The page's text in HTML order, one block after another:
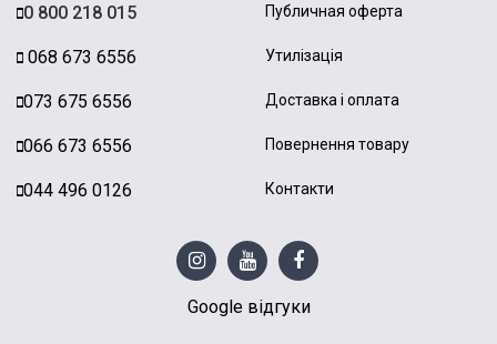
0 800 218 015
068 673 6556
073 675 6556
066 673 6556
044 496 0126
Публичная оферта
Утилізація
Доставка і оплата
Повернення товару
Контакти
Google відгуки